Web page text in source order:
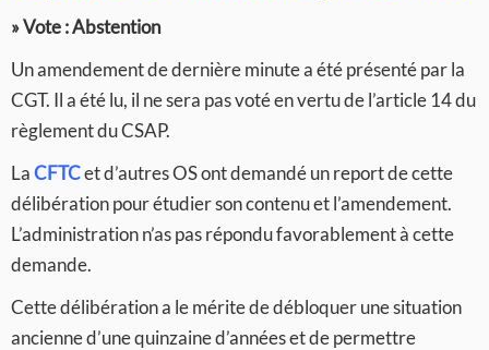
» Vote : Abstention
Un amendement de dernière minute a été présenté par la
CGT. Il a été lu, il ne sera pas voté en vertu de l’article 14 du
règlement du CSAP.
LaCFTCet d’autres OS ont demandé un report de cette
délibération pour étudier son contenu et l’amendement.
L’administration n’as pas répondu favorablement à cette
demande.
Cette délibération a le mérite de débloquer une situation
ancienne d’une quinzaine d’années et de permettre